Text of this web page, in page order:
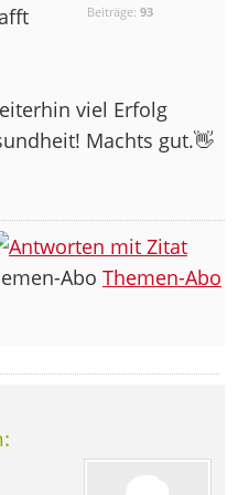
Beiträge:93
viel Erfolg
Machts gut.👋
Themen-Abo